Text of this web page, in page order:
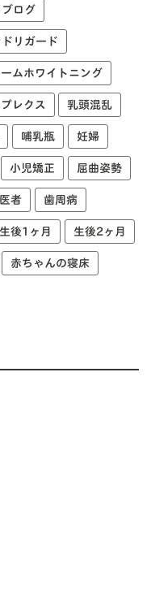
ログ
リガード
ムホワイトニング
レクス 乳頭混乱
哺乳瓶 妊婦
小児矯正 屈曲姿勢
者 歯周病
生後1ヶ月 生後2ヶ月
赤ちゃんの寝床